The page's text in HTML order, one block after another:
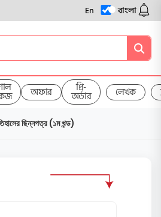
En বাংলা
অফার প্রি-
অর্ডার লেখক
ছিন্নপত্র (১ম খন্ড)